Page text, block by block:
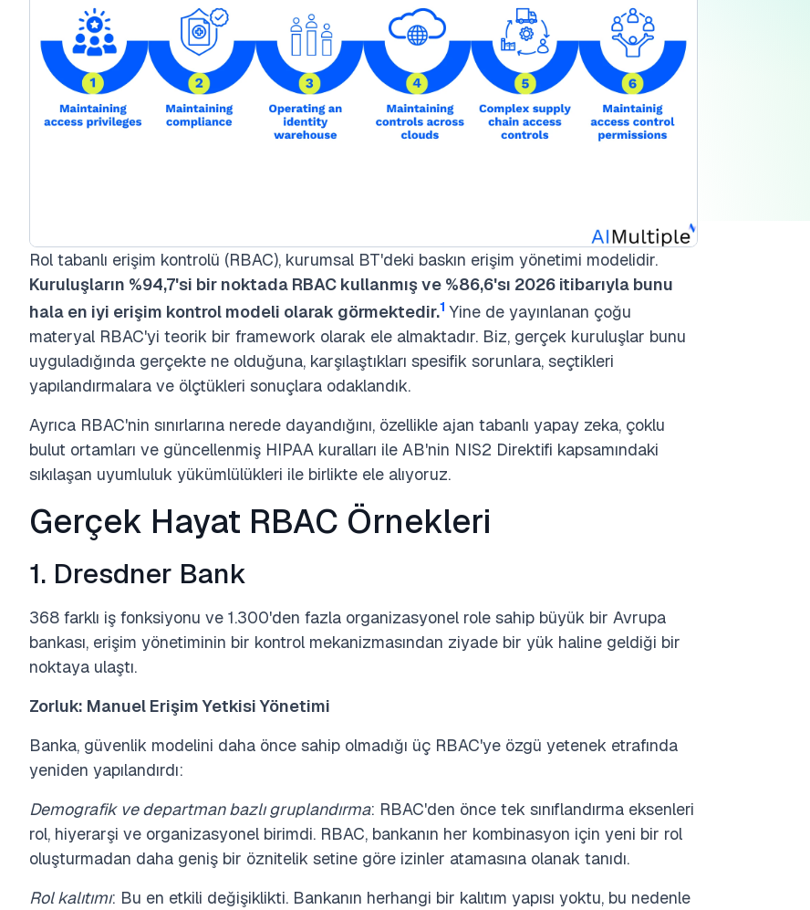
Rol tabanlı erişim kontrolü (RBAC), kurumsal BT'deki baskın erişim yönetimi modelidir.
Kuruluşların %94,7'si bir noktada RBAC kullanmış ve %86,6'sı 2026 itibarıyla bunu
hala en iyi erişim kontrol modeli olarak görmektedir.1Yine de yayınlanan çoğu
materyal RBAC'yi teorik bir framework olarak ele almaktadır. Biz, gerçek kuruluşlar bunu
uyguladığında gerçekte ne olduğuna, karşılaştıkları spesifik sorunlara, seçtikleri
yapılandırmalara ve ölçtükleri sonuçlara odaklandık.
Ayrıca RBAC'nin sınırlarına nerede dayandığını, özellikle ajan tabanlı yapay zeka, çoklu
bulut ortamları ve güncellenmiş HIPAA kuralları ile AB'nin NIS2 Direktifi kapsamındaki
sıkılaşan uyumluluk yükümlülükleri ile birlikte ele alıyoruz.
Gerçek Hayat RBAC Örnekleri
1. Dresdner Bank
368 farklı iş fonksiyonu ve 1.300'den fazla organizasyonel role sahip büyük bir Avrupa
bankası, erişim yönetiminin bir kontrol mekanizmasından ziyade bir yük haline geldiği bir
noktaya ulaştı.
Zorluk: Manuel Erişim Yetkisi Yönetimi
Banka, güvenlik modelini daha önce sahip olmadığı üç RBAC'ye özgü yetenek etrafında
yeniden yapılandırdı:
Demografik ve departman bazlı gruplandırma: RBAC'den önce tek sınıflandırma eksenleri
rol, hiyerarşi ve organizasyonel birimdi. RBAC, bankanın her kombinasyon için yeni bir rol
oluşturmadan daha geniş bir öznitelik setine göre izinler atamasına olanak tanıdı.
Rol kalıtımı: Bu en etkili değişiklikti. Bankanın herhangi bir kalıtım yapısı yoktu, bu nedenle